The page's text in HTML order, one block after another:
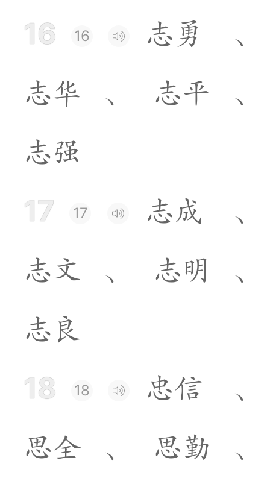
16 16 志 勇
、
志华 、 志平
、
志强
17 17 志成
、
志文 、 志明
、
志 良
18 18 忠信
、
思全 、 思勤
、